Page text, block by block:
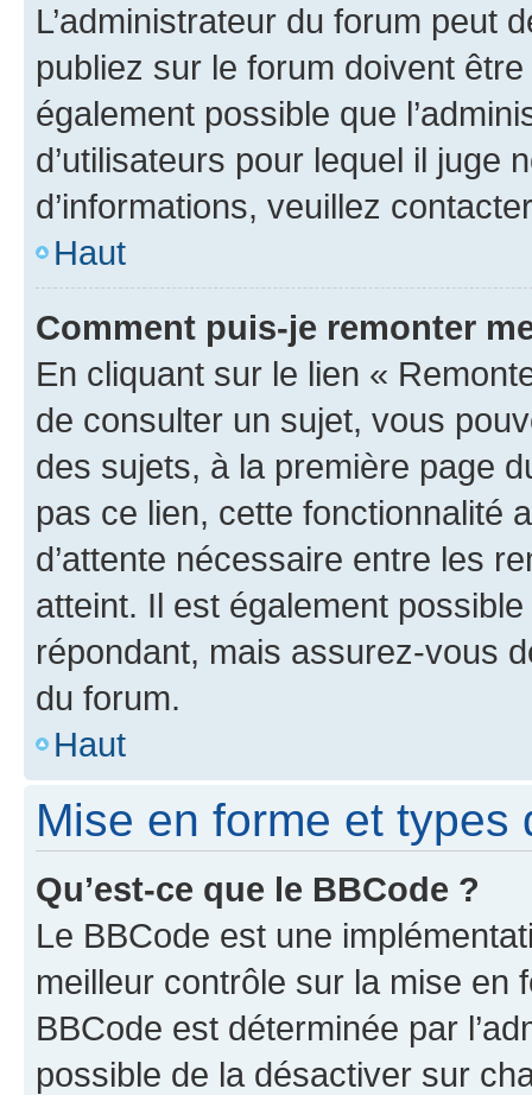
L’administrateur du forum peut
publiez sur le forum doivent
également possible que
d’utilisateurs pour lequel il juge
d’informations, veuillez
Haut
Comment puis-je remonter
En cliquant sur le lien «
de consulter un sujet, vous
des sujets, à la première page
pas ce lien, cette fonctionnalité
d’attente nécessaire entre les
atteint. Il est également
répondant, mais assurez-vous
du forum.
Haut
Mise en forme et types
Qu’est-ce que le BBCode ?
Le BBCode est une
meilleur contrôle sur la mise en
BBCode est déterminée par
possible de la désactiver sur